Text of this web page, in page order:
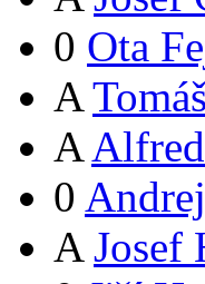
0 Ota
A
A
0
A Josef